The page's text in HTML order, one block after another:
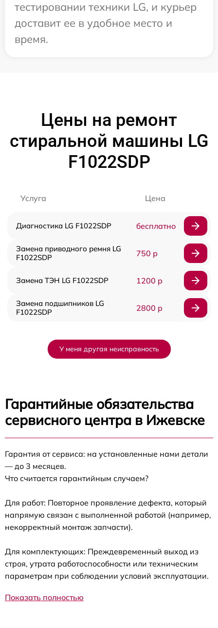
тестировании техники LG, и курьер
доставит ее в удобное место и
время.
Цены на ремонт
стиральной машины LG
F1022SDP
Услуга Цена
Диагностика LG F1022SDP бесплатно
Замена приводного ремня LG
F1022SDP
750 р
Замена ТЭН LG F1022SDP 1200 р
Замена подшипников LG
F1022SDP
2800 р
У меня другая неисправность
Гарантийные обязательства
сервисного центра в Ижевске
Гарантия от сервиса: на установленные нами детали
— до 3 месяцев.
Что считается гарантийным случаем?
Для работ: Повторное проявление дефекта, который
напрямую связан с выполненной работой (например,
некорректный монтаж запчасти).
Для комплектующих: Преждевременный выход из
строя, утрата работоспособности или техническим
параметрам при соблюдении условий эксплуатации.
Показать полностью